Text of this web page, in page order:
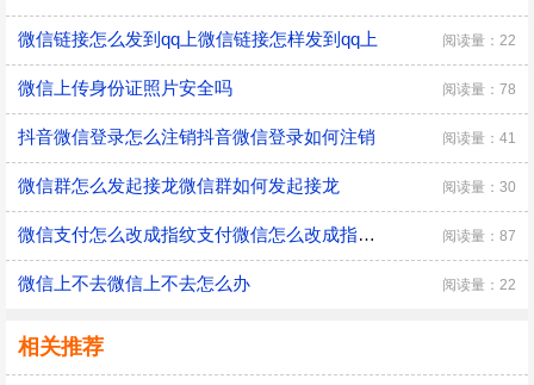
微信链接怎么发到qq上微信链接怎样发到qq上 阅读量：22
微信上传身份证照片安全吗 阅读量：78
抖音微信登录怎么注销抖音微信登录如何注销 阅读量：41
微信群怎么发起接龙微信群如何发起接龙 阅读量：30
微信支付怎么改成指纹支付微信怎么改成指纹支付 阅读量：87
微信上不去微信上不去怎么办 阅读量：22
相关推荐